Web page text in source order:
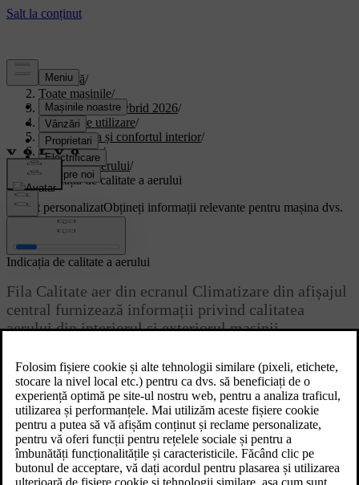
Asistență/
Toate mașinile/
XC90 Plug-in Hybrid 2026/
Manual de utilizare/
Climatizarea și confortul interior/
climatizarea./
Calitatea aerului/
Indicația de calitate a aerului
Suport personalizatObțineți informații relevante pentru mașina dvs.
Conectează-te
Indicația de calitate a aerului
Fila Calitate aer din ecranul Climatizare din afișajul
central furnizează informații privind calitatea
aerului din interiorul și exteriorul mașinii.
Informațiile din fila Calitate aer prezintă calitatea aerului interior și
exterior. Un senzor măsoară conținutul de particule de sub 2,5 µm
din habitaclu. Informațiile despre conținutul de contaminanți din
exteriorul mașinii sunt furnizate de un serviciu extern și se bazează
pe date modelate.